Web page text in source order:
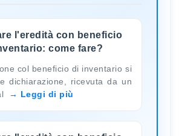
l'eredità con beneficio
come fare?
col beneficio di inventario si
dichiarazione, ricevuta da un
Leggi di più